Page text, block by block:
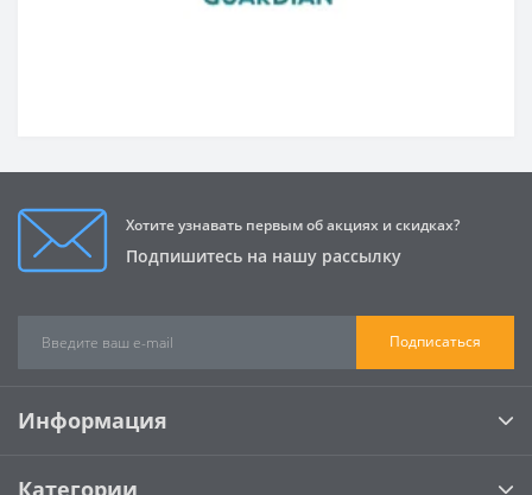
Хотите узнавать первым об акциях и скидках?
Подпишитесь на нашу рассылку
Подписаться
Информация
Категории